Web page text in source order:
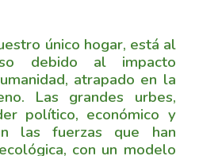
único hogar, está al
debido al impacto
atrapado en la
Las grandes urbes,
político, económico y
las fuerzas que han
con un modelo